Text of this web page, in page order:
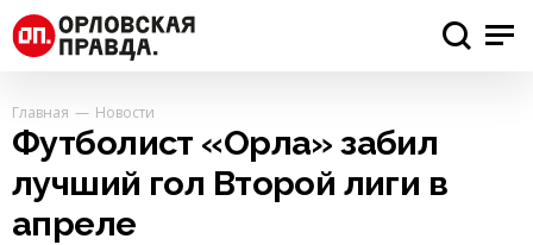
Главная Новости
Футболист «Орла» забил
лучший гол Второй лиги в
апреле